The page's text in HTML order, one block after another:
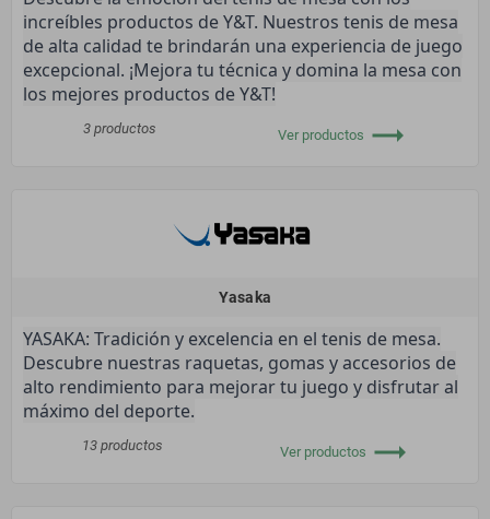
increíbles productos de Y&T. Nuestros tenis de mesa
de alta calidad te brindarán una experiencia de juego
excepcional. ¡Mejora tu técnica y domina la mesa con
los mejores productos de Y&T!
3 productos Ver productos trending_flat
Yasaka
YASAKA: Tradición y excelencia en el tenis de mesa.
Descubre nuestras raquetas, gomas y accesorios de
alto rendimiento para mejorar tu juego y disfrutar al
máximo del deporte.
13 productos Ver productos trending_flat